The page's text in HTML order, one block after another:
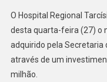
O Hospital Regional
desta quarta-feira (27) o
adquirido pela Secretaria
através de um
milhão.